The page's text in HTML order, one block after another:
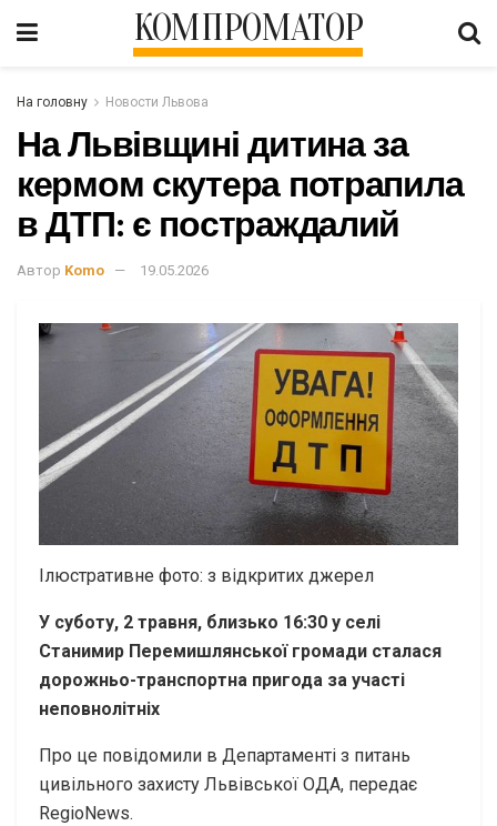
КОМПРОМАТОР
На головну Новости Львова
На Львівщині дитина за
кермом скутера потрапила
в ДТП: є постраждалий
Автор Komo 19.05.2026
Ілюстративне фото: з відкритих джерел
У суботу, 2 травня, близько 16:30 у селі
Станимир Перемишлянської громади сталася
дорожньо-транспортна пригода за участі
неповнолітніх
Про це повідомили в Департаменті з питань
цивільного захисту Львівської ОДА, передає
RegioNews.